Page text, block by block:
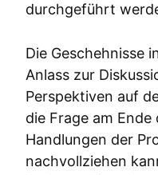
durchgeführt
Die Geschehnisse
Anlass zur
Perspektiven auf
die Frage am Ende
Handlungen der
nachvollziehen